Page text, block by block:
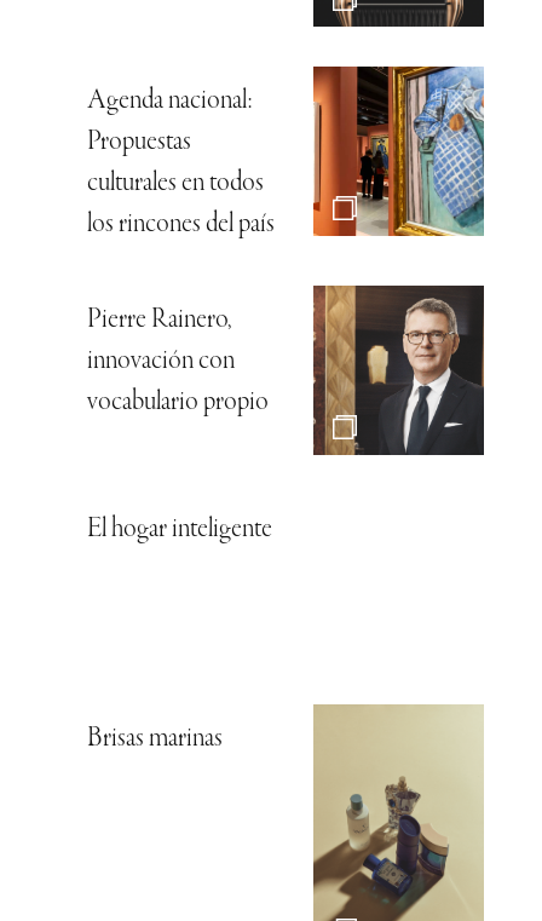
Agenda nacional:
Propuestas
culturales en todos
los rincones del país
Pierre Rainero,
innovación con
vocabulario propio
El hogar inteligente
Brisas marinas